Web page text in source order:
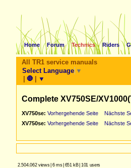
Home Forum Technics Riders
All TR1 service manuals
Select Language ▼
| 🛑 | ▼
Complete XV750SE/
XV750se: Vorhergehende Seite Nächste
XV750se: Vorhergehende Seite Nächste
2.504.062 views| 6 ms| 651 kB| 101 users